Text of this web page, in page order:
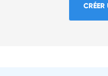
CRÉER